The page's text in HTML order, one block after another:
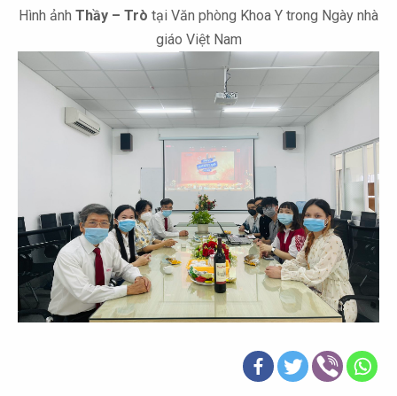
Hình ảnh Thầy – Trò tại Văn phòng Khoa Y trong Ngày nhà
giáo Việt Nam